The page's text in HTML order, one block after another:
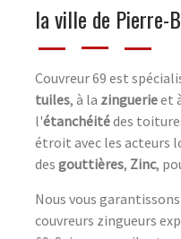
la ville de Pierre-
Couvreur 69 est
tuiles, à la zinguerieet
l'étanchéitédes
étroit avec les acteurs
des gouttières, Zinc,
Nous vous
couvreurs zingueurs